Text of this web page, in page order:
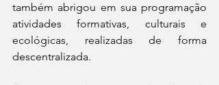
também abrigou em sua programação
atividades formativas, culturais e
ecológicas, realizadas de forma
descentralizada.